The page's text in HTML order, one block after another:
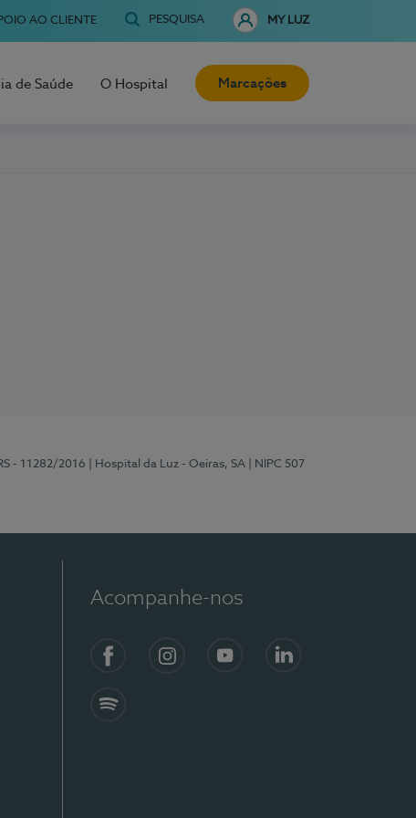
AO CLIENTE PESQUISA MY LUZ
de Saúde O Hospital Marcações
- 11282/2016 | Hospital da Luz - Oeiras, SA
| NIPC 507
Acompanhe-nos